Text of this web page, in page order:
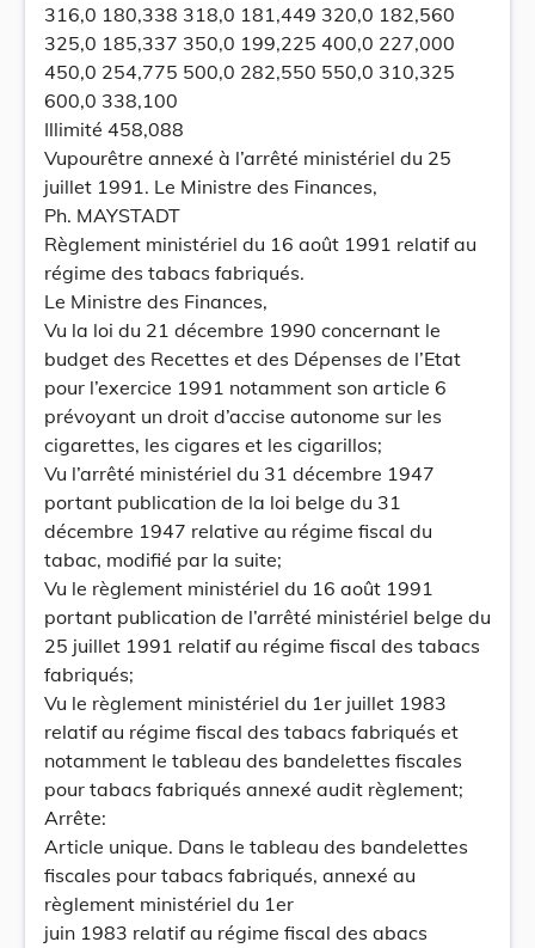
316,0 180,338 318,0 181,449 320,0 182,560
325,0 185,337 350,0 199,225 400,0 227,000
450,0 254,775 500,0 282,550 550,0 310,325
600,0 338,100
Illimité 458,088
Vupourêtre annexé à l’arrêté ministériel du 25
juillet 1991. Le Ministre des Finances,
Ph. MAYSTADT
Règlement ministériel du 16 août 1991 relatif au
régime des tabacs fabriqués.
Le Ministre des Finances,
Vu la loi du 21 décembre 1990 concernant le
budget des Recettes et des Dépenses de l’Etat
pour l’exercice 1991 notamment son article 6
prévoyant un droit d’accise autonome sur les
cigarettes, les cigares et les cigarillos;
Vu l’arrêté ministériel du 31 décembre 1947
portant publication de la loi belge du 31
décembre 1947 relative au régime fiscal du
tabac, modifié par la suite;
Vu le règlement ministériel du 16 août 1991
portant publication de l’arrêté ministériel belge du
25 juillet 1991 relatif au régime fiscal des tabacs
fabriqués;
Vu le règlement ministériel du 1er juillet 1983
relatif au régime fiscal des tabacs fabriqués et
notamment le tableau des bandelettes fiscales
pour tabacs fabriqués annexé audit règlement;
Arrête:
Article unique. Dans le tableau des bandelettes
fiscales pour tabacs fabriqués, annexé au
règlement ministériel du 1er
juin 1983 relatif au régime fiscal des abacs